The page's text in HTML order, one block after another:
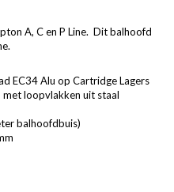
A, C en P Line. Dit balhoofd
EC34 Alu op Cartridge Lagers
met loopvlakken uit staal
balhoofdbuis)